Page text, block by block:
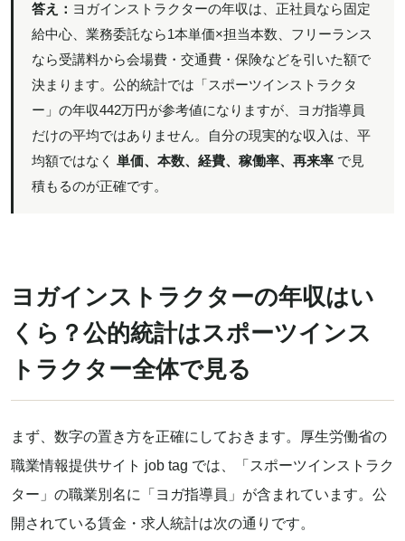
答え： ヨガインストラクターの年収は、正社員なら固定
給中心、業務委託なら1本単価×担当本数、フリーランス
なら受講料から会場費・交通費・保険などを引いた額で
決まります。公的統計では「スポーツインストラクタ
ー」の年収442万円が参考値になりますが、ヨガ指導員
だけの平均ではありません。自分の現実的な収入は、平
均額ではなく 単価、本数、経費、稼働率、再来率 で見
積もるのが正確です。
ヨガインストラクターの年収はい
くら？公的統計はスポーツインス
トラクター全体で見る
まず、数字の置き方を正確にしておきます。厚生労働省の
職業情報提供サイト job tag では、「スポーツインストラク
ター」の職業別名に「ヨガ指導員」が含まれています。公
開されている賃金・求人統計は次の通りです。